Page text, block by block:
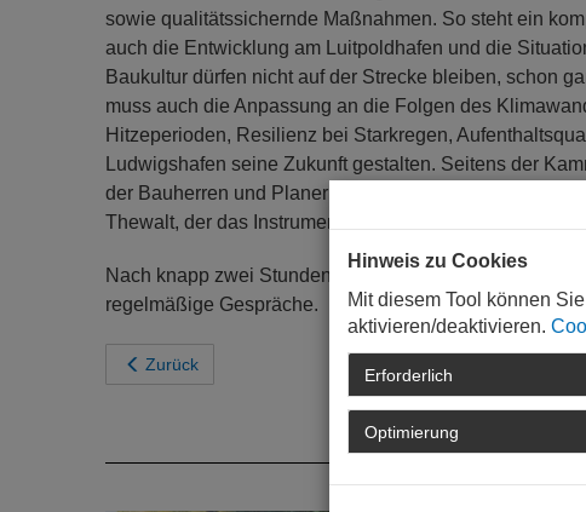
sowie qualitätssichernde Maßnahmen. So steht ein
auch die Entwicklung am Luitpoldhafen und die
Baukultur dürfen nicht auf der Strecke bleiben, schon
muss auch die Anpassung an die Folgen des
Hitzeperioden, Resilienz bei Starkregen,
Ludwigshafen seine Zukunft gestalten. Seitens der
der Bauherren und Planer berät. Ob er kommt? Nicht
Thewalt, der das Instrument des Beirates grundsätzlich
Nach knapp zwei Stunden eines intensiven,
regelmäßige Gespräche.
Zurück
Hinweis zu Cookies
Mit diesem Tool können
aktivieren/deaktivieren.
Erforderlich
Optimierung